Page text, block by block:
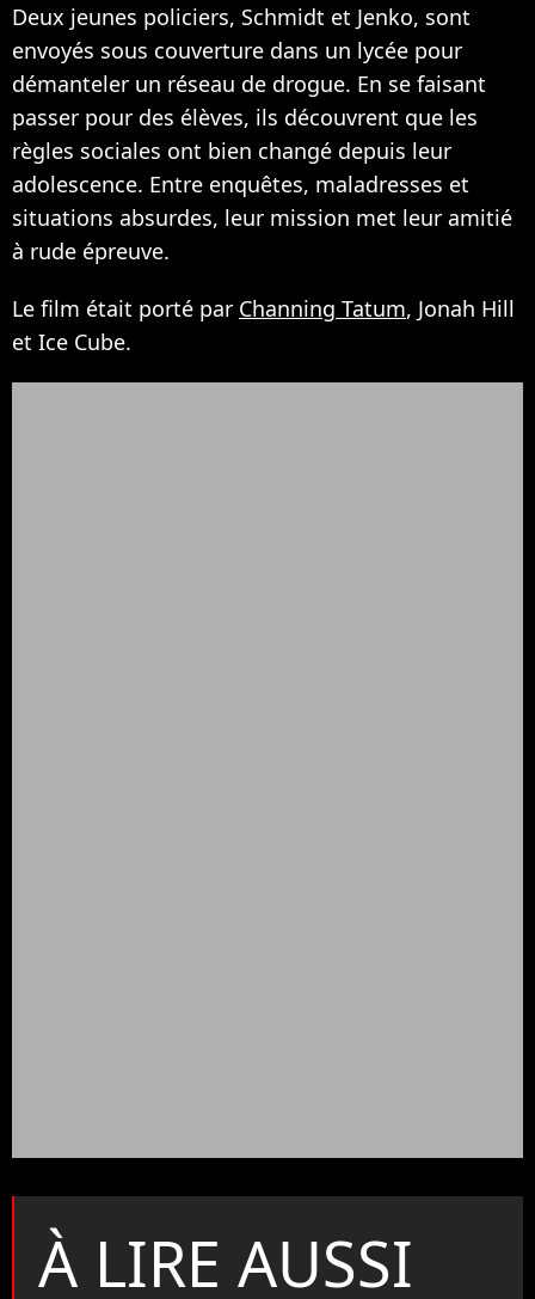
Deux jeunes policiers, Schmidt et Jenko, sont
envoyés sous couverture dans un lycée pour
démanteler un réseau de drogue. En se faisant
passer pour des élèves, ils découvrent que les
règles sociales ont bien changé depuis leur
adolescence. Entre enquêtes, maladresses et
situations absurdes, leur mission met leur amitié
à rude épreuve.
Le film était porté par Channing Tatum, Jonah Hill
et Ice Cube.
À LIRE AUSSI